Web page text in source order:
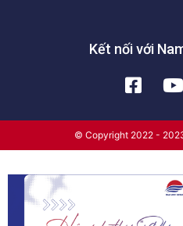
Kết nối với
© Copyright 2022 -